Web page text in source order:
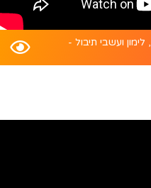
ועשבי תיבול -